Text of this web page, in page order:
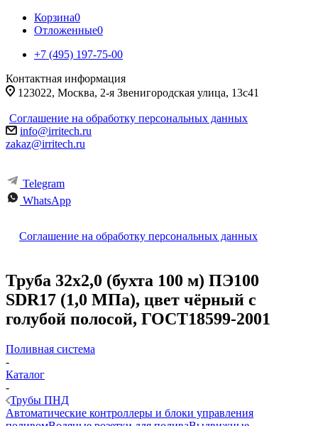
Корзина0
Отложенные0
+7 (495) 197-75-00
Контактная информация
123022, Москва, 2-я Звенигородская улица, 13с41
Соглашение на обработку персональных данных
info@irritech.ru
zakaz@irritech.ru
Telegram
WhatsApp
Соглашение на обработку персональных данных
Труба 32х2,0 (бухта 100 м) ПЭ100
SDR17 (1,0 МПа), цвет чёрный с
голубой полосой, ГОСТ18599-2001
Поливная система
-
Каталог
-
Трубы ПНД
Автоматические контроллеры и блоки управления